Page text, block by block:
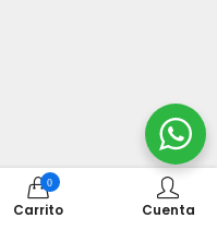
0
Carrito Cuenta